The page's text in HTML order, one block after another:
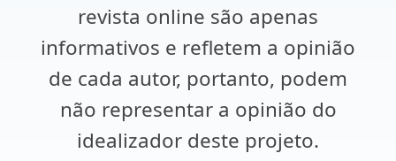
revista online são apenas
informativos e refletem a opinião
de cada autor, portanto, podem
não representar a opinião do
idealizador deste projeto.